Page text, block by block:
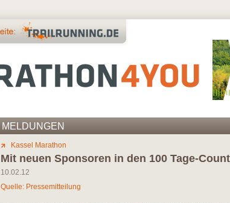
MELDUNGEN
Kassel Marathon
Mit neuen Sponsoren in den 100 Tage-
10.02.12
Quelle: Pressemitteilung